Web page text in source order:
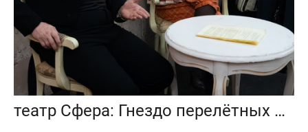
театр Сфера: Гнездо перелётных птиц (100-й спекталь)